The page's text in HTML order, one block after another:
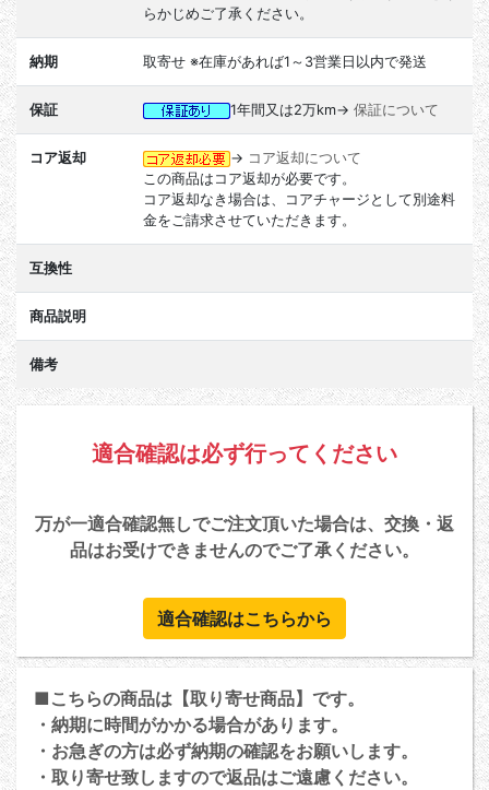
らかじめご了承ください。
納期 取寄せ ※在庫があれば1～3営業日以内で発送
保証 1年間又は2万km→ 保証について
コア返却 → コア返却について
この商品はコア返却が必要です。
コア返却なき場合は、コアチャージとして別途料
金をご請求させていただきます。
互換性
商品説明
備考
適合確認は必ず行ってください
万が一適合確認無しでご注文頂いた場合は、交換・返
品はお受けできませんのでご了承ください。
適合確認はこちらから
■こちらの商品は【取り寄せ商品】です。
・納期に時間がかかる場合があります。
・お急ぎの方は必ず納期の確認をお願いします。
・取り寄せ致しますので返品はご遠慮ください。